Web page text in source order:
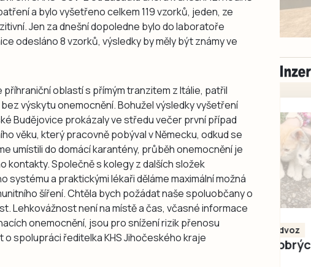
a bylo vyšetřeno celkem 119 vzorků, jeden, ze
Jen za dnešní dopoledne bylo do laboratoře
odesláno 8 vzorků, výsledky by měly být známy ve
oblastí s přímým tranzitem z Itálie, patřil
výskytu onemocnění. Bohužel výsledky vyšetření
Budějovice prokázaly ve středu večer první případ
věku, který pracovně pobýval v Německu, odkud se
umístili do domácí karantény, průběh onemocnění je
kontakty. Společně s kolegy z dalších složek
systému a praktickými lékaři děláme maximální možná
šíření. Chtěla bych požádat naše spoluobčany o
Lehkovážnost není na místě a čas, včasné informace
onemocnění, jsou pro snížení rizik přenosu
o spolupráci ředitelka KHS Jihočeského kraje
Milevsko
Zdarma / za odvoz
Daruji do dobrých